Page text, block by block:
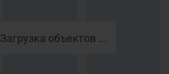
Загрузка объектов ...